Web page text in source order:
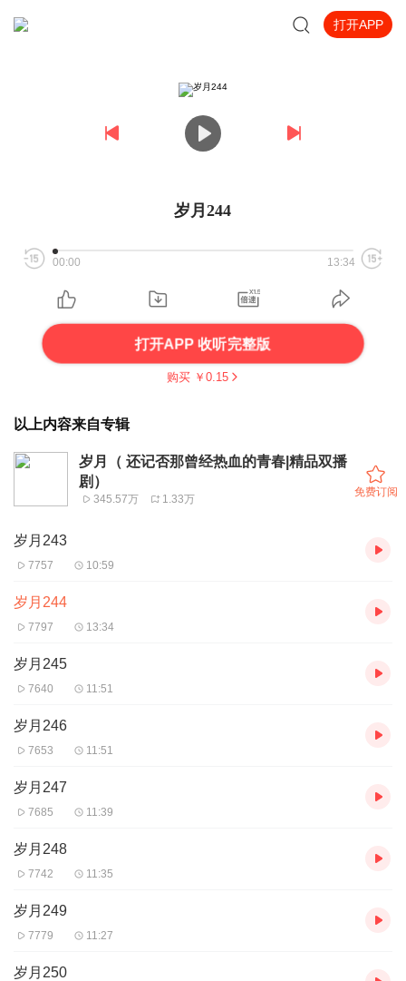
打开APP
岁月244
00:00 13:34
打开APP 收听完整版
购买 ￥ 0.15
以上内容来自专辑
岁月（ 还记否那曾经热血的青春|精品双播
剧）
345.57万 1.33万
免费订阅
岁月243
7757 10:59
岁月244
7797 13:34
岁月245
7640 11:51
岁月246
7653 11:51
岁月247
7685 11:39
岁月248
7742 11:35
岁月249
7779 11:27
岁月250